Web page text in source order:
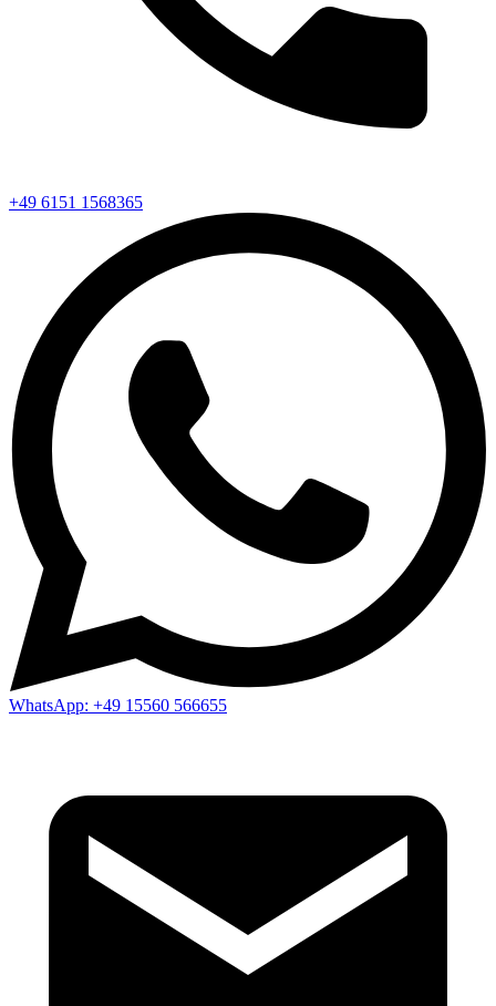
+49 6151 1568365
WhatsApp: +49 15560 566655